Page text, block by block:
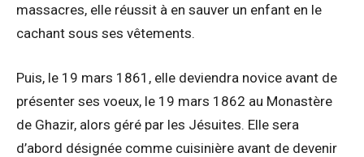
massacres, elle réussit à en sauver un enfant en le
cachant sous ses vêtements.
Puis, le 19 mars 1861, elle deviendra novice avant de
présenter ses voeux, le 19 mars 1862 au Monastère
de Ghazir, alors géré par les Jésuites. Elle sera
d’abord désignée comme cuisinière avant de devenir